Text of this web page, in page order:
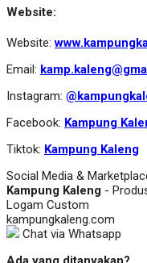
Website:
Website:
Email:
Instagram:
Facebook: Kampung
Tiktok: Kampung Kaleng
Social Media &
Kampung Kaleng -
Logam Custom
kampungkaleng.com
Chat via Whatsapp